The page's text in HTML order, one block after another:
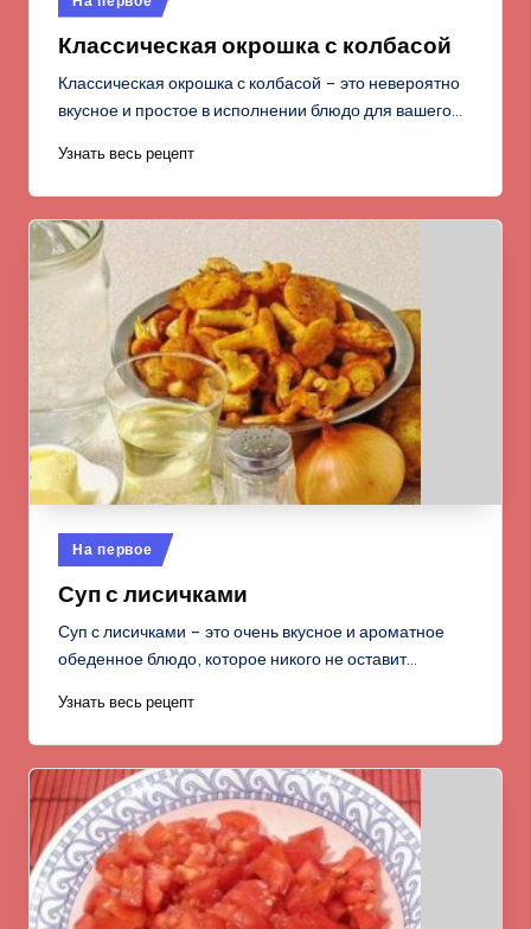
в
Классическая окрошка с колбасой
Классическая окрошка с колбасой – это невероятно
вкусное и простое в исполнении блюдо для вашего…
Узнать весь рецепт
Опубликовано
в
На первое
Суп с лисичками
Суп с лисичками – это очень вкусное и ароматное
обеденное блюдо, которое никого не оставит…
Узнать весь рецепт